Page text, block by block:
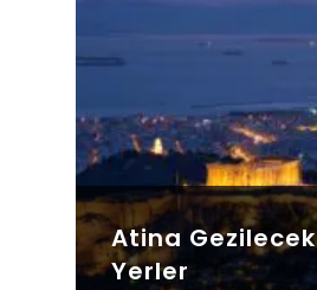
Atina Gezilecek
Yerler